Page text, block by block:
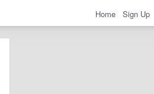
Home Sign Up